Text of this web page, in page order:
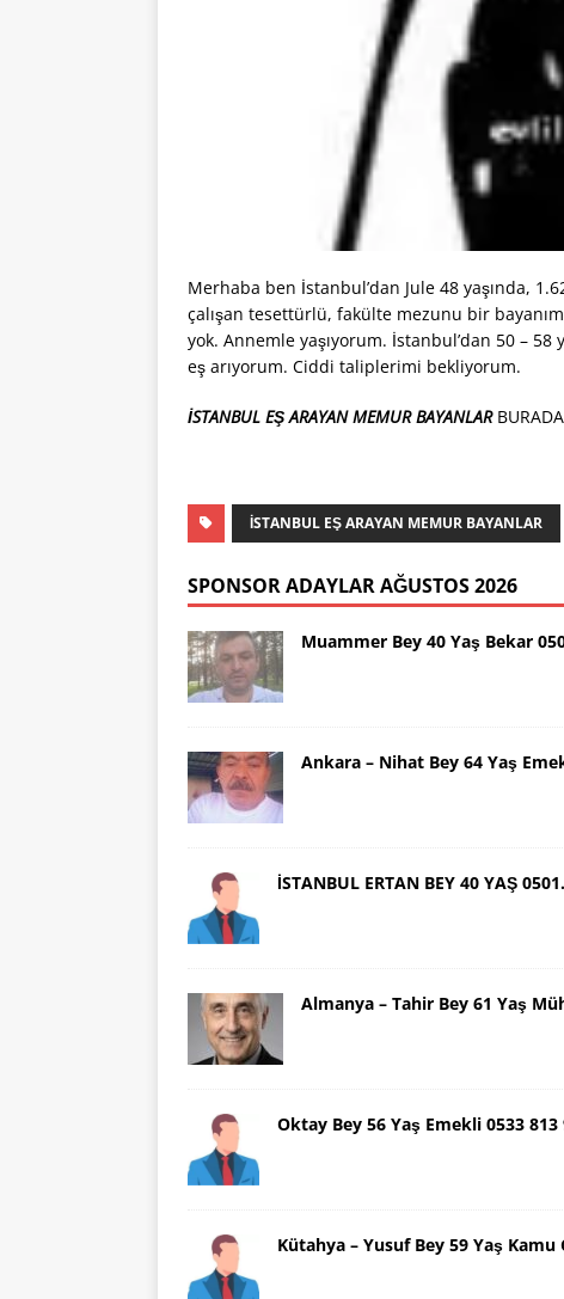
Merhaba ben İstanbul’dan Jule 48 yaşında,
çalışan tesettürlü, fakülte mezunu bir
yok. Annemle yaşıyorum. İstanbul’dan 50 –
eş arıyorum. Ciddi taliplerimi bekliyorum.
İSTANBUL EŞ ARAYAN MEMUR BAYANLAR
İSTANBUL EŞ ARAYAN MEMUR BAYANLAR
SPONSOR ADAYLAR AĞUSTOS 2026
Muammer Bey 40 Yaş Bekar
Ankara – Nihat Bey 64 Yaş
İSTANBUL ERTAN BEY 40 YAŞ
Almanya – Tahir Bey 61 Yaş
Oktay Bey 56 Yaş Emekli 0533
Kütahya – Yusuf Bey 59 Yaş Kamu